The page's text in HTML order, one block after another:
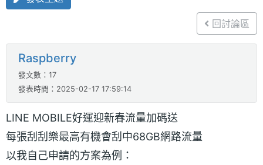
回討論區
Raspberry
發文數：17
發表時間：2025-02-17 17:59:14
LINE MOBILE好運迎新春流量加碼送
每張刮刮樂最高有機會刮中68GB網路流量
以我自己申請的方案為例：